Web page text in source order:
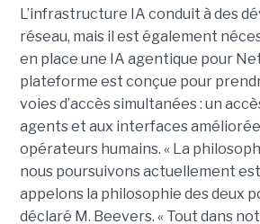
L’infrastructure IA conduit à des
réseau, mais il est également
en place une IA agentique pour
plateforme est conçue pour
voies d’accès simultanées : un
agents et aux interfaces
opérateurs humains. « La
nous poursuivons actuellement
appelons la philosophie des deux
déclaré M. Beevers. « Tout dans